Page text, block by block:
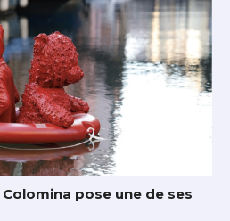
pose une de ses